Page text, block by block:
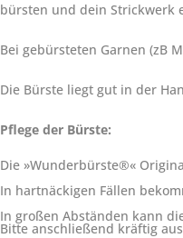
bürsten und dein Strickwerk
Bei gebürsteten Garnen (zB
Die Bürste liegt gut in der
Pflege der Bürste:
Die »Wunderbürste®«
In hartnäckigen Fällen
In großen Abständen kann
Bitte anschließend kräftig